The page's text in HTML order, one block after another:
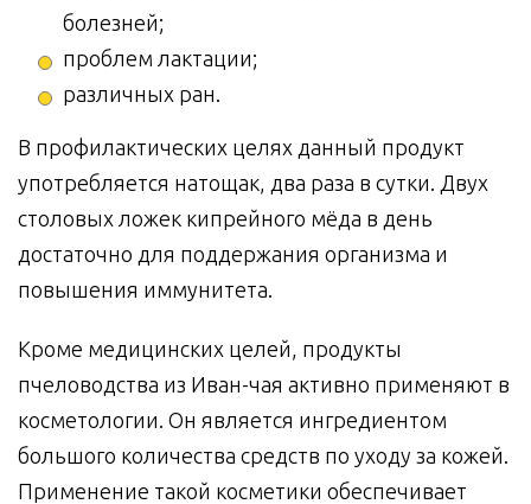
болезней;
проблем лактации;
различных ран.
В профилактических целях данный продукт
употребляется натощак, два раза в сутки. Двух
столовых ложек кипрейного мёда в день
достаточно для поддержания организма и
повышения иммунитета.
Кроме медицинских целей, продукты
пчеловодства из Иван-чая активно применяют в
косметологии. Он является ингредиентом
большого количества средств по уходу за кожей.
Применение такой косметики обеспечивает